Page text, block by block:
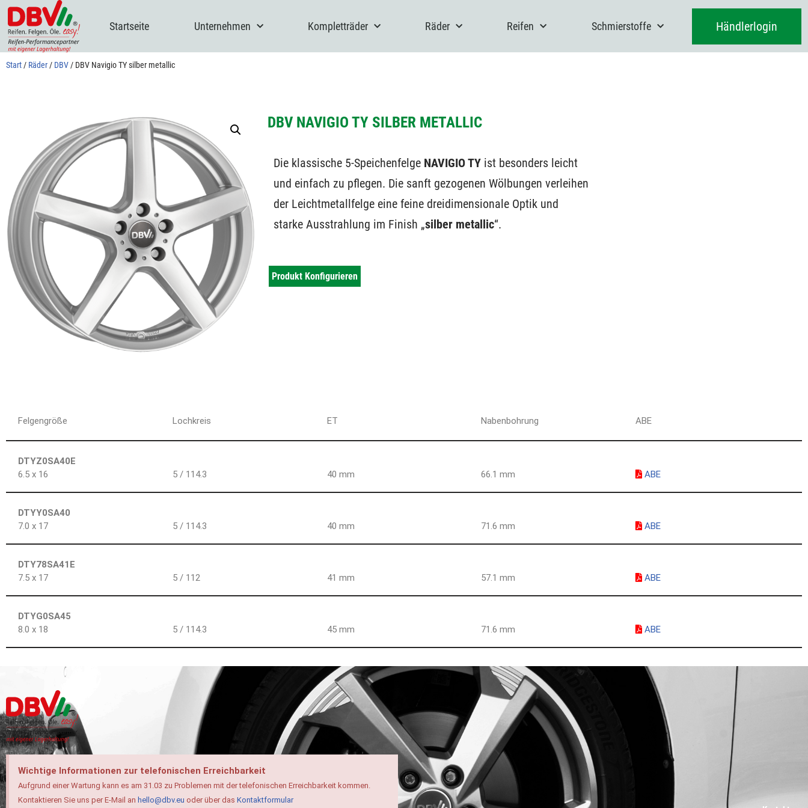
Zum
Inhalt
springen
Startseite Unternehmen Kompletträder Räder Reifen Schmierstoffe Händlerlogin
Start / Räder / DBV / DBV Navigio TY silber metallic
DBV NAVIGIO TY SILBER METALLIC
Die klassische 5-Speichenfelge NAVIGIO TY ist besonders leicht
und einfach zu pflegen. Die sanft gezogenen Wölbungen verleihen
der Leichtmetallfelge eine feine dreidimensionale Optik und
starke Ausstrahlung im Finish „silber metallic“.
Produkt Konfigurieren
Felgengröße Lochkreis ET Nabenbohrung ABE
DTYZ0SA40E
6.5 x 16
5 / 114.3 40 mm 66.1 mm ABE
DTYY0SA40
7.0 x 17
5 / 114.3 40 mm 71.6 mm ABE
DTY78SA41E
7.5 x 17
5 / 112 41 mm 57.1 mm ABE
DTYG0SA45
8.0 x 18
5 / 114.3 45 mm 71.6 mm ABE
Wichtige Informationen zur telefonischen Erreichbarkeit
Aufgrund einer Wartung kann es am 31.03 zu Problemen mit der telefonischen Erreichbarkeit kommen.
Kontaktieren Sie uns per E-Mail an hello@dbv.eu oder über das Kontaktformular